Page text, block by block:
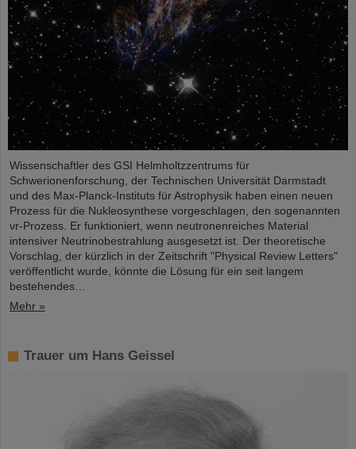
Wissenschaftler des GSI Helmholtzzentrums für
Schwerionenforschung, der Technischen Universität Darmstadt
und des Max-Planck-Instituts für Astrophysik haben einen neuen
Prozess für die Nukleosynthese vorgeschlagen, den sogenannten
νr-Prozess. Er funktioniert, wenn neutronenreiches Material
intensiver Neutrinobestrahlung ausgesetzt ist. Der theoretische
Vorschlag, der kürzlich in der Zeitschrift "Physical Review Letters"
veröffentlicht wurde, könnte die Lösung für ein seit langem
bestehendes…
Mehr »
Trauer um Hans Geissel